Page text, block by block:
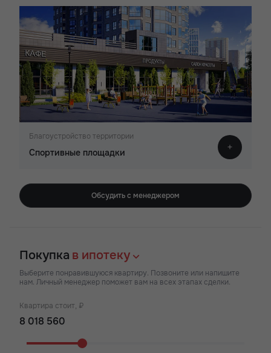
Благоустройство территории
Спортивные площадки
Обсудить с менеджером
Покупка в ипотеку
Выберите понравившуюся квартиру. Позвоните или напишите
нам. Личный менеджер поможет вам на всех этапах сделки.
Квартира стоит, ₽